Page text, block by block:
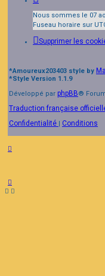
Nous sommes le 07
Fuseau horaire sur
Supprimer les
*Amoureux203403 style by
*Style Version 1.1.9
Développé par phpBB®
Traduction française
Confidentialité
Conditions